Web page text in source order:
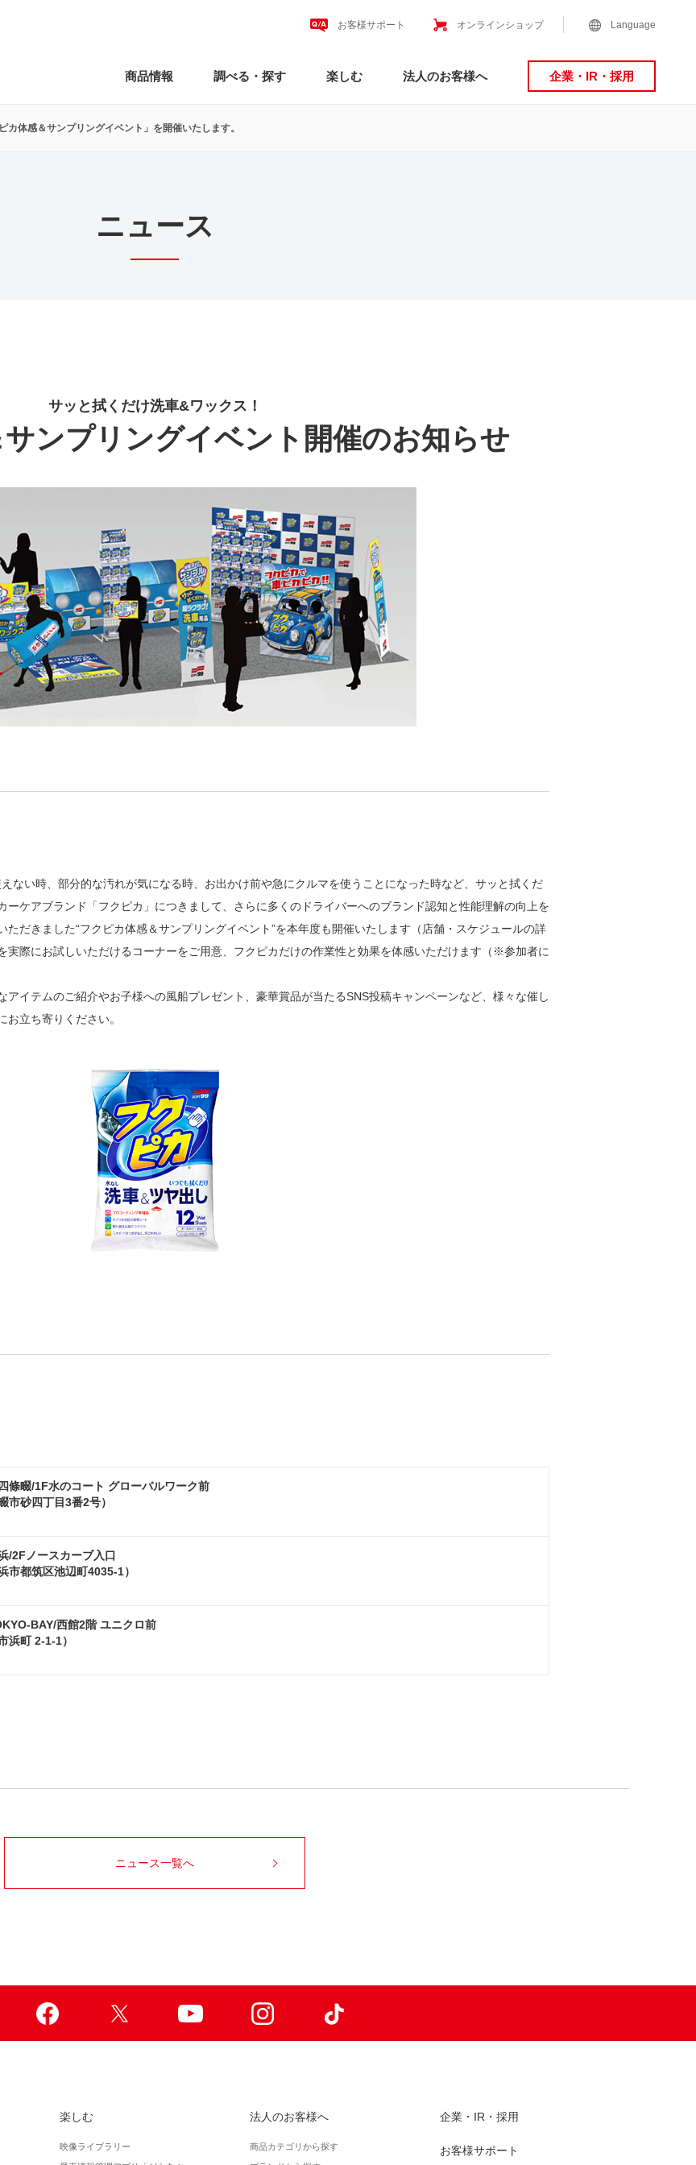
お客様サポート オンラインショップ Language
商品情報 調べる・探す 楽しむ 法人のお客様へ 企業・IR・採用
カ体感＆サンプリングイベント」を開催いたします。
ニュース
サッと拭くだけ洗車&ワックス！
ンプリングイベント開催のお知らせ
ない時、部分的な汚れが気になる時、お出かけ前や急にクルマを使うことになった時など、サッと拭くだ
ーケアブランド「フクピカ」につきまして、さらに多くのドライバーへのブランド認知と性能理解の向上を
だきました“フクピカ体感＆サンプリングイベント”を本年度も開催いたします（店舗・スケジュールの詳
実際にお試しいただけるコーナーをご用意、フクピカだけの作業性と効果を体感いただけます（※参加者に
アイテムのご紹介やお子様への風船プレゼント、豪華賞品が当たるSNS投稿キャンペーンなど、様々な催し
立ち寄りください。
條畷/1F水のコート グローバルワーク前
市砂四丁目3番2号）
/2Fノースカーブ入口
市都筑区池辺町4035-1）
BAY/西館2階 ユニクロ前
浜町 2-1-1）
ニュース一覧へ
楽しむ
映像ライブラリー
法人のお客様へ
商品カテゴリから探す
企業・IR・採用
お客様サポート